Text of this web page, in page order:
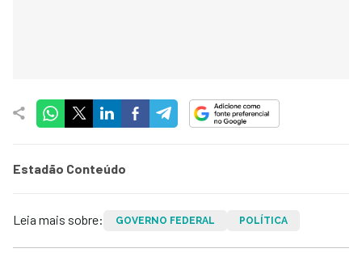
Estadão Conteúdo
Leia mais sobre: GOVERNO FEDERAL POLÍTICA